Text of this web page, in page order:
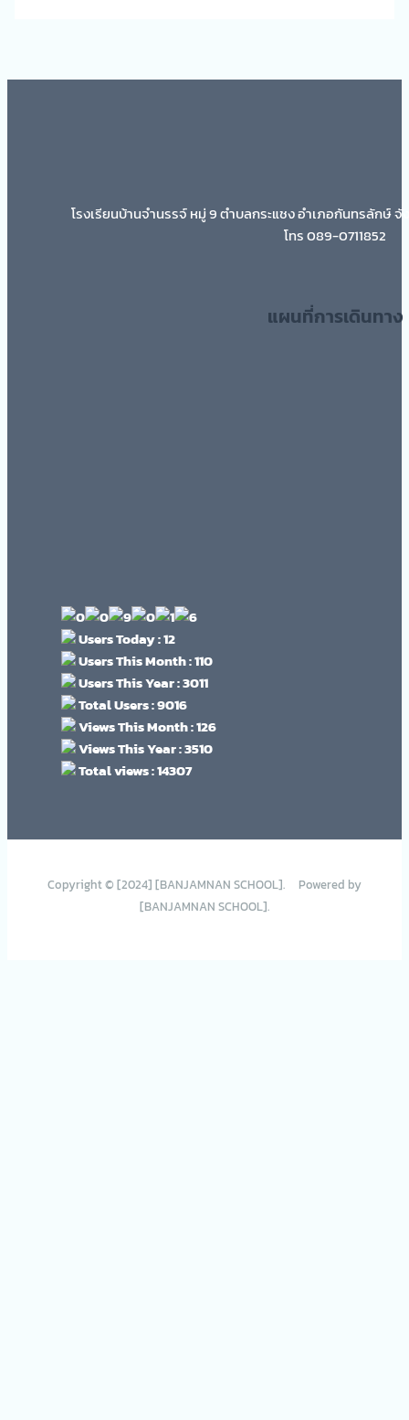
โรงเรียนบ้านจำนรรจ์ หมู่ 9 ตำบลกระแชง อำเภอกันทรลักษ์
โทร 089-0711852
แผนที่การเดินทาง
Users Today : 12
Users This Month : 110
Users This Year : 3011
Total Users : 9016
Views This Month : 126
Views This Year : 3510
Total views : 14307
Copyright © [2024] [BANJAMNAN SCHOOL]. Powered by
[BANJAMNAN SCHOOL].